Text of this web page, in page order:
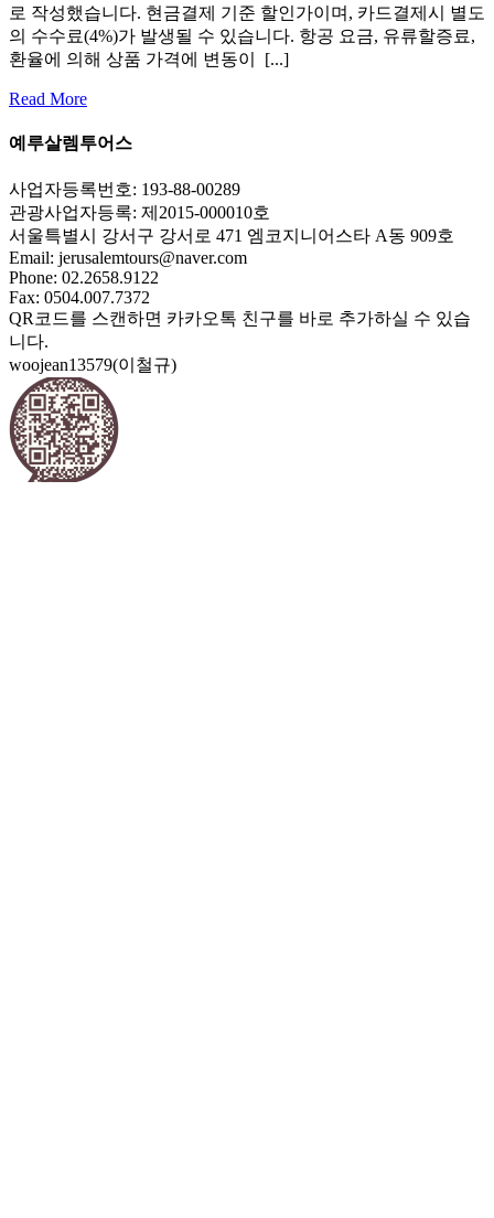
로 작성했습니다. 현금결제 기준 할인가이며, 카드결제시 별도
의 수수료(4%)가 발생될 수 있습니다. 항공 요금, 유류할증료,
환율에 의해 상품 가격에 변동이 [...]
Read More
예루살렘투어스
사업자등록번호: 193-88-00289
관광사업자등록: 제2015-000010호
서울특별시 강서구 강서로 471 엠코지니어스타 A동 909호
Email: jerusalemtours@naver.com
Phone: 02.2658.9122
Fax: 0504.007.7372
QR코드를 스캔하면 카카오톡 친구를 바로 추가하실 수 있습
니다.
woojean13579(이철규)